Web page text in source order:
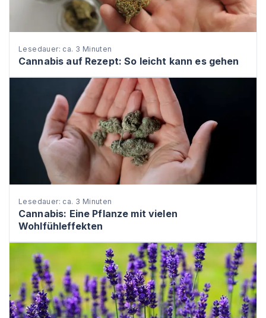
Lesedauer: ca. 3 Minuten
Cannabis auf Rezept: So leicht kann es gehen
Lesedauer: ca. 3 Minuten
Cannabis: Eine Pflanze mit vielen
Wohlfühleffekten